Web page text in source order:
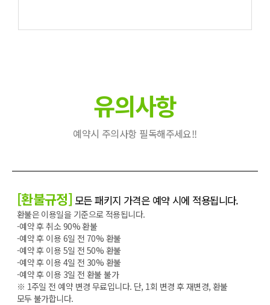
유의사항
예약시 주의사항 필독해주세요!!
[환불규정] 모든 패키지 가격은 예약 시에 적용됩니다.
환불은 이용일을 기준으로 적용됩니다.
-예약 후 취소 90% 환불
-예약 후 이용 6일 전 70% 환불
-예약 후 이용 5일 전 50% 환불
-예약 후 이용 4일 전 30% 환불
-예약 후 이용 3일 전 환불 불가
※ 1주일 전 예약 변경 무료입니다. 단, 1회 변경 후 재변경, 환불
모두 불가합니다.